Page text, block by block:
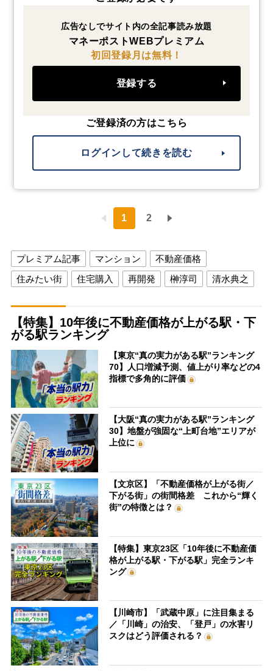
広告なしでサイト内の全記事読み放題
マネーポストWEBプレミアム
初回登録月は無料！
登録する
ご登録済の方はこちら
ログインして続きを読む
1 2
プレミアム記事 マンション
不動産価格
住みたい街
住宅購入 再開発 榊淳司 清水典之
【特集】10年後に不動産価格が上がる駅・下
がる駅ランキング
【東京“真の実力がある駅”ランキング
70】人口増減予測、値上がり率などの4
指標で多角的に評価
【大阪“真の実力がある駅”ランキング
30】地盤が強固な“上町台地”エリアが
上位に
【文京区】「不動産価格が上がる街／
下がる街」の街間格差 これから“輝く
街”の特徴とは？
【特集】東京23区「10年後に不動産価
格が上がる駅・下がる駅」完全ランキ
ング
【川崎市】「武蔵中原」に注目集まる
／「川崎」の治安、「登戸」の水害リ
スクはどう評価される？